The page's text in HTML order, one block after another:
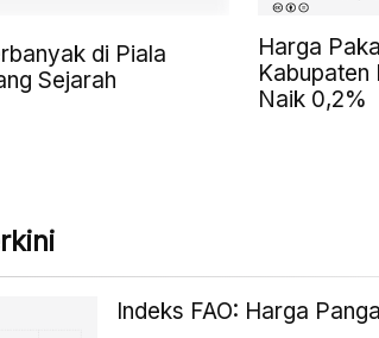
di Piala
Sejarah
Harga
Kabupaten
Naik 0,2%
Indeks FAO: Harga